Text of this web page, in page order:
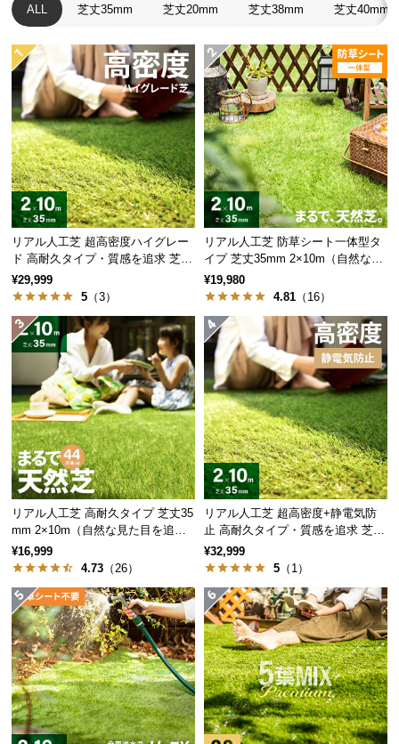
ー
ス
に
つ
い
て
搬
入
経
路
に
つ
い
て
品・
キ
ャ
ン
セ
ル
つ
い
て
保
証
に
つ
い
て
ALL 芝丈35mm 芝丈20mm 芝丈38mm 芝丈40mm
リアル人工芝 超高密度ハイグレー
ド 高耐久タイプ・質感を追求 芝丈
35mm 2×10m
¥29,999
5 （3）
リアル人工芝 防草シート一体型タ
イプ 芝丈35mm 2×10m（自然な見
た目追求・U字ピン付）
¥19,980
4.81 （16）
リアル人工芝 高耐久タイプ 芝丈35
mm 2×10m（自然な見た目を追
求・U字ピン付属）
¥16,999
4.73 （26）
リアル人工芝 超高密度+静電気防
止 高耐久タイプ・質感を追求 芝丈
35mm 2×10m
¥32,999
5 （1）